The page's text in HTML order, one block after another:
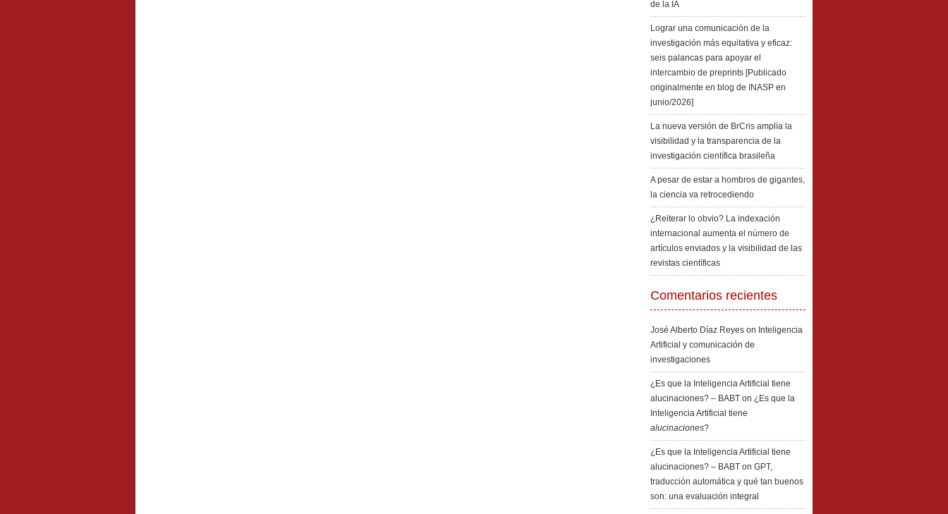
de la IA
Lograr una comunicación de la
investigación más equitativa y eficaz:
seis palancas para apoyar el
intercambio de preprints [Publicado
originalmente en blog de INASP en
junio/2026]
La nueva versión de BrCris amplía la
visibilidad y la transparencia de la
investigación científica brasileña
A pesar de estar a hombros de gigantes,
la ciencia va retrocediendo
¿Reiterar lo obvio? La indexación
internacional aumenta el número de
artículos enviados y la visibilidad de las
revistas científicas
Comentarios recientes
José Alberto Díaz Reyes on Inteligencia
Artificial y comunicación de
investigaciones
¿Es que la Inteligencia Artificial tiene
alucinaciones? – BABT on ¿Es que la
Inteligencia Artificial tiene
alucinaciones?
¿Es que la Inteligencia Artificial tiene
alucinaciones? – BABT on GPT,
traducción automática y qué tan buenos
son: una evaluación integral